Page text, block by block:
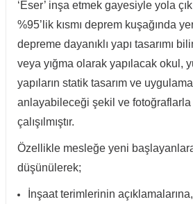
‘Eser’ inşa etmek gayesiyle yola
%95’lik kısmı deprem kuşağında
depreme dayanıklı yapı tasarımı
veya yığma olarak yapılacak okul,
yapıların statik tasarım ve
anlayabileceği şekil ve fotoğraflarla
çalışılmıştır.
Özellikle mesleğe yeni
düşünülerek;
İnşaat terimlerinin açıklamalarına,